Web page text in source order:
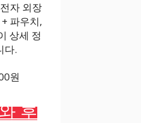
자 외장
파우치,
상세 정
다.
원
후